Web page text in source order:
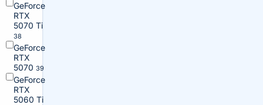
GeForce
RTX
5070 Ti
38
GeForce
RTX
5070 39
GeForce
RTX
5060 Ti